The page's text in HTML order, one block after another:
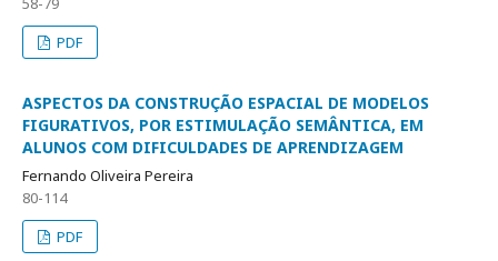
PDF
ASPECTOS DA CONSTRUÇÃO ESPACIAL DE MODELOS
FIGURATIVOS, POR ESTIMULAÇÃO SEMÂNTICA, EM
ALUNOS COM DIFICULDADES DE APRENDIZAGEM
Fernando Oliveira Pereira
80-114
PDF